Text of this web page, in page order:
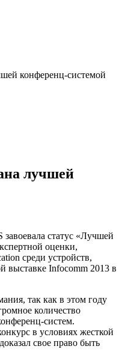
конференц-системой
лучшей
статус «Лучшей
оценки,
среди устройств,
выставке Infocomm 2013 в
так как в этом году
количество
систем.
в условиях жесткой
свое право быть